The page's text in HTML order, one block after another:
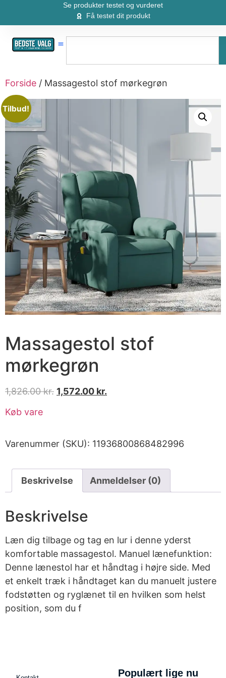
Se produkter testet og vurderet
Få testet dit produkt
Forside / Massagestol stof mørkegrøn
Tilbud!
Massagestol stof
mørkegrøn
1,826.00kr. 1,572.00 kr.
Køb vare
Varenummer (SKU): 11936800868482996
Beskrivelse Anmeldelser (0)
Beskrivelse
Læn dig tilbage og tag en lur i denne yderst
komfortable massagestol. Manuel lænefunktion:
Denne lænestol har et håndtag i højre side. Med
et enkelt træk i håndtaget kan du manuelt justere
fodstøtten og ryglænet til en hvilken som helst
position, som du f
Populært lige nu